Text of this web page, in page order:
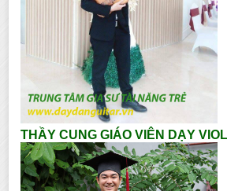
THẦY CUNG GIÁO VIÊN DẠY